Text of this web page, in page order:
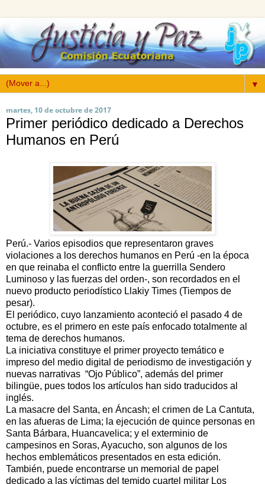
▼
martes, 10 de octubre de 2017
Primer periódico dedicado a Derechos
Humanos en Perú
Perú.- Varios episodios que representaron graves
violaciones a los derechos humanos en Perú -en la época
en que reinaba el conflicto entre la guerrilla Sendero
Luminoso y las fuerzas del orden-, son recordados en el
nuevo producto periodístico Llakiy Times (Tiempos de
pesar).
El periódico, cuyo lanzamiento aconteció el pasado 4 de
octubre, es el primero en este país enfocado totalmente al
tema de derechos humanos.
La iniciativa constituye el primer proyecto temático e
impreso del medio digital de periodismo de investigación y
nuevas narrativas “Ojo Público”, además del primer
bilingüe, pues todos los artículos han sido traducidos al
inglés.
La masacre del Santa, en Áncash; el crimen de La Cantuta,
en las afueras de Lima; la ejecución de quince personas en
Santa Bárbara, Huancavelica; y el exterminio de
campesinos en Soras, Ayacucho, son algunos de los
hechos emblemáticos presentados en esta edición.
También, puede encontrarse un memorial de papel
dedicado a las víctimas del temido cuartel militar Los